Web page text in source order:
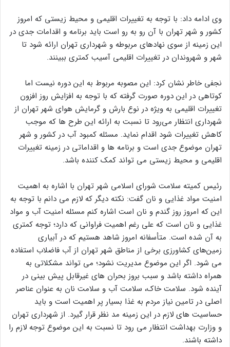
وی ادامه داد: با توجه به تغییرات اقلیمی و محیط زیستی که امروز
کشور و شهر تهران با آن رو به رو است باید برنامه و اقدامات جدی در
این زمینه از سوی نهادهای مربوطه و شهرداری تهران ارائه شود تا
شهر و شهروندان در تغییرات اقلیمی آسیب کمتری ببینند.
نجفی خاطر نشان کرد: این مصوبه مربوط به این دوره نیست اما
کوتاهی در این دوره صورت گرفته که با توجه به افزایش روز افزون
تغییرات اقلیمی به ویژه در نوع بارش و گرمایش هوای شهر تهران از
شهرداری انتظار می‌رود تا نسبت به ارائه این طرح ها که موجب
کاهش تغییرات شود اقدام نماید. مسئله کمبود آب در کشور و شهر
تهران موضوع جدی است و برنامه ها و اقداماتی در زمینه تغییرات
اقلیمی و محیط زیستی می تواند کمک کننده باشد.
رئیس کمیته سلامت شورای اسلامی شهر تهران با اشاره به اهمیت
امنیت مواد غذایی و نان گفت: نکته دیگر که لازم می دانم با توجه به
این که امروز روز گندم و نان است اشاره کنم مسئله امنیت آب و مواد
غذایی و نان است که علی رغم اهمیت فراوانی که دارد؛ توجه کمتری
به آن شده است. متأسفانه امروز شاهد هستیم که در آبیاری
زمین‌های کشاورزی برخی از مناطق شهر تهران از آب فاضلاب استفاده
می شود. اگر این موضوع مدیریت نشود؛ می تواند مشکلاتی به
همراه داشته باشد و سبب بروز بحران های غیرقابل پیش بینی در
آینده شود. سلامت خاک، سلامت آب و سلامت نان به عنوان عناصر
اصلی در تامین نیاز مردم به غذا بسیار پر اهمیت است و باید
حساسیت های لازم در این زمینه مد نظر قرار گیرد. از شهرداری تهران
و وزارت بهداشت انتظار می رود تا نسبت به این موضوع توجه لازم را
داشته باشند.